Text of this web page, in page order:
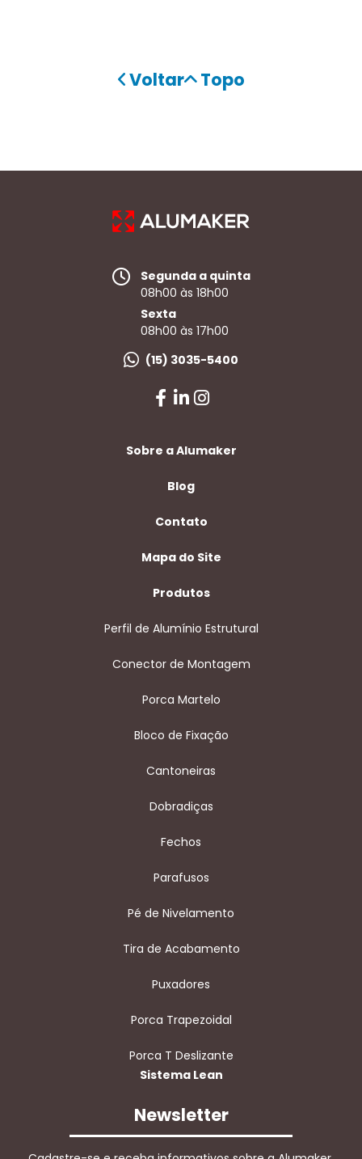
Voltar Topo
Segunda a quinta
08h00 às 18h00
Sexta
08h00 às 17h00
(15) 3035-5400
Sobre a Alumaker
Blog
Contato
Mapa do Site
Produtos
Perfil de Alumínio Estrutural
Conector de Montagem
Porca Martelo
Bloco de Fixação
Cantoneiras
Dobradiças
Fechos
Parafusos
Pé de Nivelamento
Tira de Acabamento
Puxadores
Porca Trapezoidal
Porca T Deslizante
Sistema Lean
Newsletter